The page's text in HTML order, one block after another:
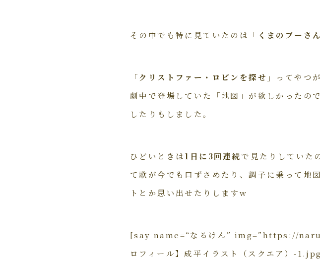
その中でも特に見ていたのは 「くまのプーさ
「クリストファー・ロビンを探せ」
ってやつ
劇中で登場していた「地図」が欲しかったの
したりもしました。
ひどいときは1日に3回連続で見たりしていた
て歌が今でも口ずさめたり、調子に乗って地
トとか思い出せたりしますw
[say name=“なるけん” img=”https://
ロフィール】成平イラスト（スクエア）-